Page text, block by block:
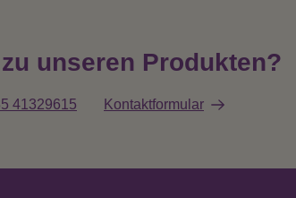
unseren Produkten?
41329615 Kontaktformular